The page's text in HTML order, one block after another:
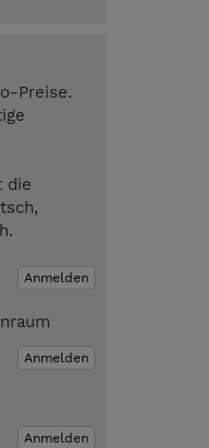
Preise.
die
Anmelden
Anmelden
Anmelden